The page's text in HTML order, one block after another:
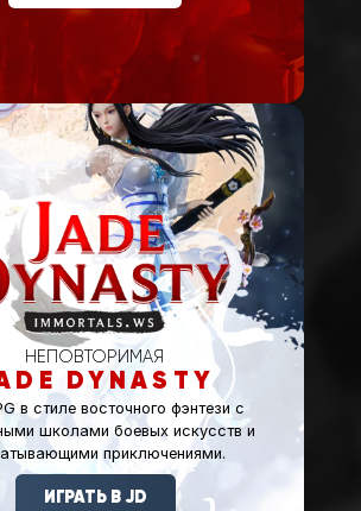
НЕПОВТОРИМАЯ
DYNASTY
в стиле восточного фэнтези с
школами боевых искусств и
приключениями.
ИГРАТЬ В JD